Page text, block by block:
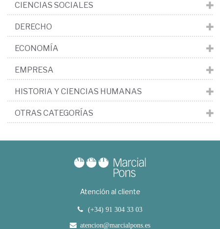
CIENCIAS SOCIALES
DERECHO
ECONOMÍA
EMPRESA
HISTORIA Y CIENCIAS HUMANAS
OTRAS CATEGORÍAS
Atención al cliente
(+34) 91 304 33 03
atencion@marcialpons.es